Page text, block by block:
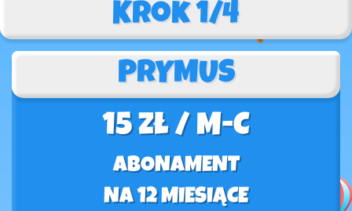
Krok 1/4
PRYMUS
15 zł / M-C
ABONAMENT
NA 12 MIESIĄCE